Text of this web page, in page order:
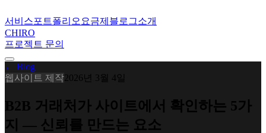
서비스포트폴리오 요금제 블로그소개
CHIRO
프로젝트 문의
← Blog
웹사이트 제작 2026년 3월 4일
B2B 거래처가 사이트에서 확인하는 5가
지 — 신뢰를 만드는 요소